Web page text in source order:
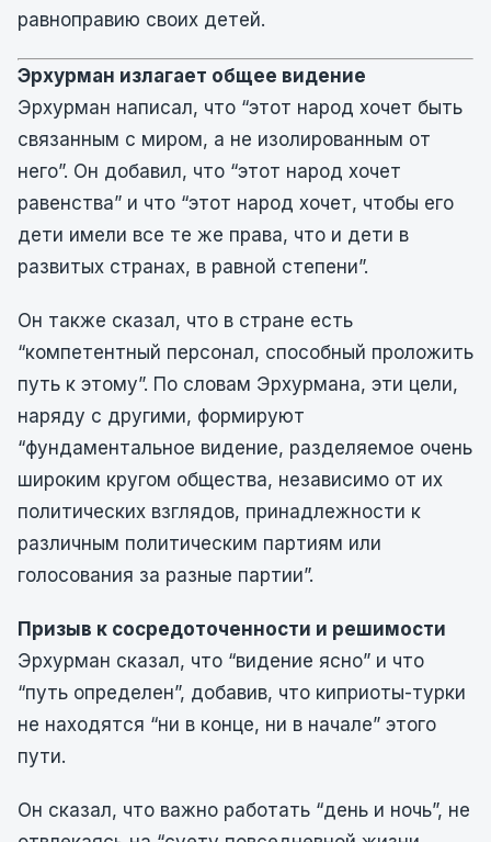
равноправию своих детей.
Эрхурман излагает общее видение
Эрхурман написал, что “этот народ хочет быть
связанным с миром, а не изолированным от
него”. Он добавил, что “этот народ хочет
равенства” и что “этот народ хочет, чтобы его
дети имели все те же права, что и дети в
развитых странах, в равной степени”.
Он также сказал, что в стране есть
“компетентный персонал, способный проложить
путь к этому”. По словам Эрхурмана, эти цели,
наряду с другими, формируют
“фундаментальное видение, разделяемое очень
широким кругом общества, независимо от их
политических взглядов, принадлежности к
различным политическим партиям или
голосования за разные партии”.
Призыв к сосредоточенности и решимости
Эрхурман сказал, что “видение ясно” и что
“путь определен”, добавив, что киприоты-турки
не находятся “ни в конце, ни в начале” этого
пути.
Он сказал, что важно работать “день и ночь”, не